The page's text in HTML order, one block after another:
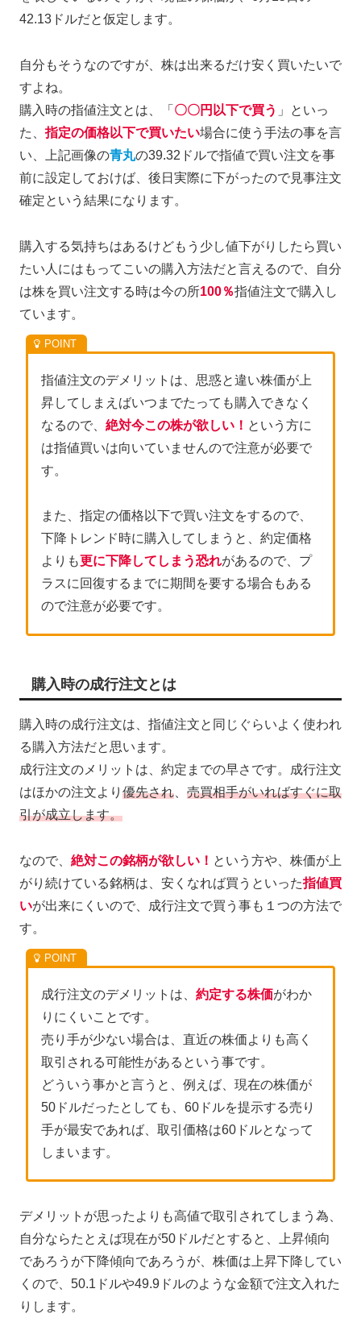
42.13ドルだと仮定します。
自分もそうなのですが、株は出来るだけ安く買いたいで
すよね。
購入時の指値注文とは、「 〇〇円以下で買う 」といっ
た、指定の価格以下で買いたい場合に使う手法の事を言
い、上記画像の青丸の39.32ドルで指値で買い注文を事
前に設定しておけば、後日実際に下がったので見事注文
確定という結果になります。
購入する気持ちはあるけどもう少し値下がりしたら買い
たい人にはもってこいの購入方法だと言えるので、自分
は株を買い注文する時は今の所100％指値注文で購入し
ています。
指値注文のデメリットは、思惑と違い株価が上
昇してしまえばいつまでたっても購入できなく
なるので、 絶対今この株が欲しい！ という方に
は指値買いは向いていませんので注意が必要で
す。
また、指定の価格以下で買い注文をするので、
下降トレンド時に購入してしまうと、約定価格
よりも 更に下降してしまう恐れがあるので、プ
ラスに回復するまでに期間を要する場合もある
ので注意が必要です。
購入時の成行注文とは
購入時の成行注文は、指値注文と同じぐらいよく使われ
る購入方法だと思います。
成行注文のメリットは、約定までの早さです。成行注文
はほかの注文より 優先され
売買相手がいればすぐに取
引が成立します。
なので、 絶対この銘柄が欲しい！ という方や、株価が上
がり続けている銘柄は、安くなれば買うといった指値買
いが出来にくいので、成行注文で買う事も１つの方法で
す。
成行注文のデメリットは、 約定する株価がわか
りにくいことです。
売り手が少ない場合は、直近の株価よりも高く
取引される可能性があるという事です。
どういう事かと言うと、例えば、現在の株価が
50ドルだったとしても、60ドルを提示する売り
手が最安であれば、取引価格は60ドルとなって
しまいます。
デメリットが思ったよりも高値で取引されてしまう為、
自分ならたとえば現在が50ドルだとすると、上昇傾向
であろうが下降傾向であろうが、株価は上昇下降してい
くので、50.1ドルや49.9ドルのような金額で注文入れた
りします。